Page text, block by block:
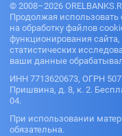
© 2008–2026
Продолжая использовать
на обработку файлов
функционирования сайта,
статистических
ваши данные
ИНН 7713620673, ОГРН
Пришвина, д. 8, к. 2.
04.
При использовании
обязательна.